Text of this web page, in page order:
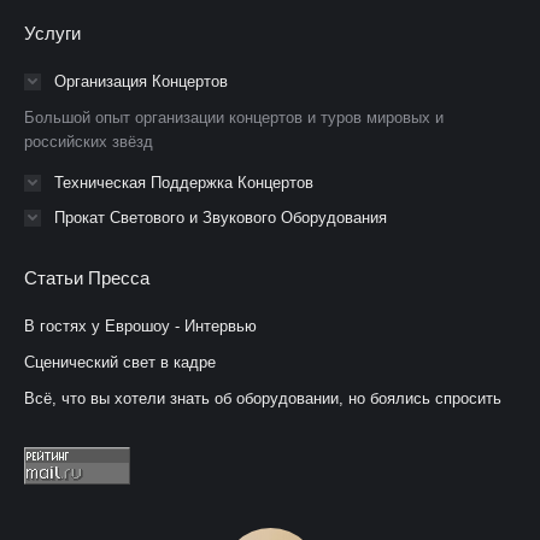
открывается
окне
открывается
в
окне
в
окне
Услуги
Организация Концертов
Большой опыт организации концертов и туров мировых и
российских звёзд
Техническая Поддержка Концертов
Прокат Светового и Звукового Оборудования
Статьи Пресса
В гостях у Еврошоу - Интервью
Сценический свет в кадре
Всё, что вы хотели знать об оборудовании, но боялись спросить